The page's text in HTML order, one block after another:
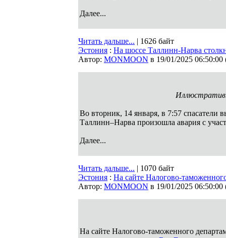
Далее...
Читать дальше... | 1626 байт
Эстония : На шоссе Таллинн-Нарва
Автор: MONMOON в 19/01/2025 06:50:00
Во вторник, 14 января, в 7:57 спасатели
Таллинн–Нарва произошла авария с
Далее...
Читать дальше... | 1070 байт
Эстония : На сайте Налогово-
Автор: MONMOON в 19/01/2025 06:50:00
На сайте Налогово-таможенного